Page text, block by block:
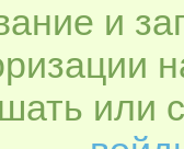
и
или